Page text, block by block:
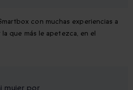
con muchas experiencias a
que más le apetezca, en el